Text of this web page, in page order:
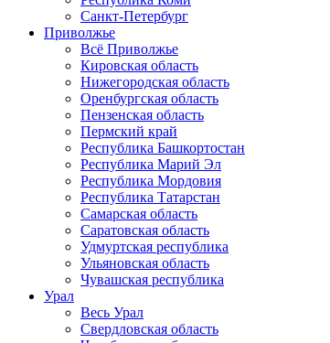
Санкт-Петербург
Приволжье
Всё Приволжье
Кировская область
Нижегородская область
Оренбургская область
Пензенская область
Пермский край
Республика Башкортостан
Республика Марий Эл
Республика Мордовия
Республика Татарстан
Самарская область
Саратовская область
Удмуртская республика
Ульяновская область
Чувашская республика
Урал
Весь Урал
Свердловская область